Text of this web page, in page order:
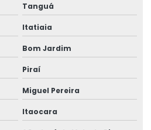
rolante
rolante em am
rolante em sc
Tanguá
Itatiaia
Bom Jardim
Piraí
Miguel Pereira
Itaocara